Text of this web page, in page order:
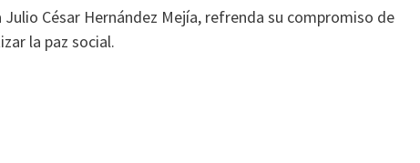
César Hernández Mejía, refrenda su compromiso de
la paz social.